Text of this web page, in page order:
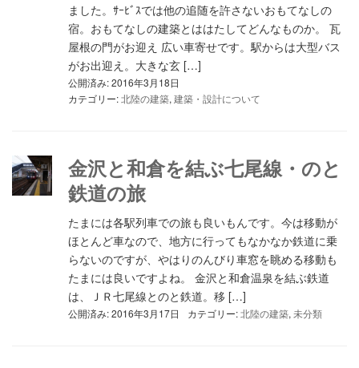
ました。ｻｰﾋﾞｽでは他の追随を許さないおもてなしの
宿。おもてなしの建築とははたしてどんなものか。 瓦
屋根の門がお迎え 広い車寄せです。駅からは大型バス
がお出迎え。大きな玄 […]
公開済み: 2016年3月18日
カテゴリー:北陸の建築, 建築・設計について
金沢と和倉を結ぶ七尾線・のと
鉄道の旅
たまには各駅列車での旅も良いもんです。今は移動が
ほとんど車なので、地方に行ってもなかなか鉄道に乗
らないのですが、やはりのんびり車窓を眺める移動も
たまには良いですよね。 金沢と和倉温泉を結ぶ鉄道
は、ＪＲ七尾線とのと鉄道。移 […]
公開済み: 2016年3月17日 カテゴリー:北陸の建築, 未分類